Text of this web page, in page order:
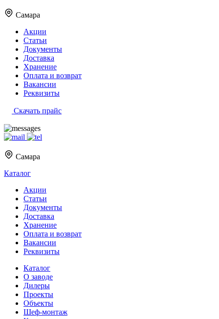
Самара
Акции
Статьи
Документы
Доставка
Хранение
Оплата и возврат
Вакансии
Реквизиты
Скачать прайс
Самара
Каталог
Акции
Статьи
Документы
Доставка
Хранение
Оплата и возврат
Вакансии
Реквизиты
Каталог
О заводе
Дилеры
Проекты
Объекты
Шеф-монтаж